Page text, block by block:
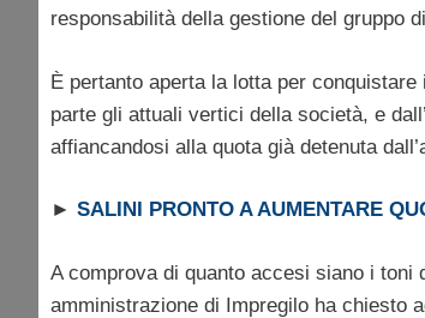
responsabilità della gestione del gruppo
È pertanto aperta la lotta per
parte gli attuali vertici della società, e
affiancandosi alla quota già detenuta
► SALINI PRONTO A AUMENTARE
A comprova di quanto accesi siano i toni
amministrazione di Impregilo ha chiesto